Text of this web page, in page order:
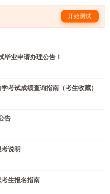
开始测试
毕业申请办理公告！
考试成绩查询指南（考生收藏）
告
说明
生报名指南